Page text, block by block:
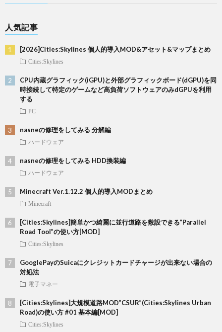
人気記事
[2026]Cities:Skylines 個人的導入MOD&アセット&マップまとめ
Cities:Skylines
CPU内蔵グラフィック(iGPU)と外部グラフィックボード(dGPU)を同
時接続して特定のゲームなど高負荷ソフトウェアのみdGPUを利用
する
PC
nasneの修理をしてみる 分解編
ハードウェア
nasneの修理をしてみる HDD換装編
ハードウェア
Minecraft Ver.1.12.2 個人的導入MODまとめ
Minecraft
[Cities:Skylines]簡単かつ綺麗に並行道路を敷設できる”Parallel
Road Tool”の使い方[MOD]
Cities:Skylines
GooglePayのSuicaにクレジットカードチャージが出来ない場合の
対処法
電子マネー
[Cities:Skylines]大規模道路MOD”CSUR”(Cities:Skylines Urban
Road)の使い方 #01 基本編[MOD]
Cities:Skylines